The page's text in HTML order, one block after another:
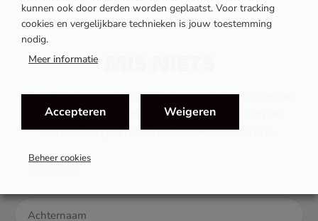
Schrijf je in voor de OOMT nieuwsbrief en blijf op de
hoogte van het laatste nieuws van OOMT en de
ontwikkelingen binnen de mobiliteitsbranche.
kunnen ook door derden worden geplaatst. Voor tracking
cookies en vergelijkbare technieken is jouw toestemming
nodig.
Meer informatie
Accepteren Weigeren
Beheer cookies